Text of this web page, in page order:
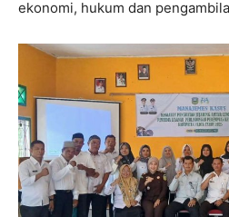
ekonomi, hukum dan